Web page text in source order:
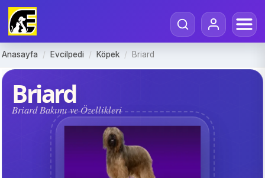
Anasayfa / Evcilpedi / Köpek / Briard
Briard
Briard Bakımı ve Özellikleri